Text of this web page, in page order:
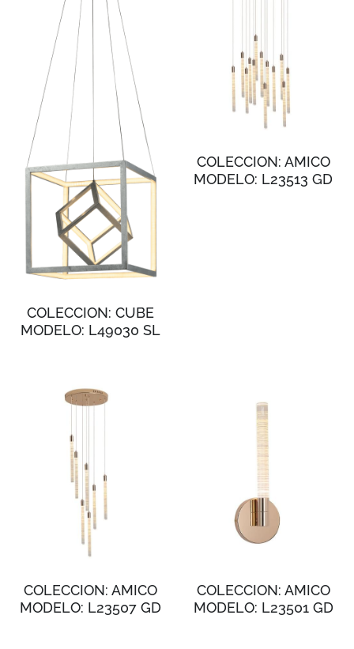
COLECCION: CUBE
MODELO: L49030 SL
COLECCION: AMICO
MODELO: L23513 GD
COLECCION: AMICO
MODELO: L23507 GD
COLECCION: AMICO
MODELO: L23501 GD